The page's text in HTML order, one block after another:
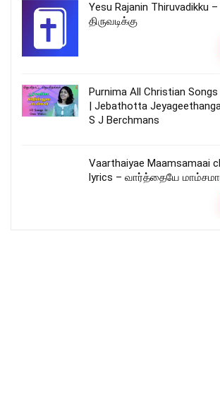
Yesu Rajanin Thiruvadikku
திருவடிக்கு
Purnima All Christian
| Jebathotta
S J Berchmans
Vaarthaiyae Maamsamaai
lyrics – வார்த்தையே